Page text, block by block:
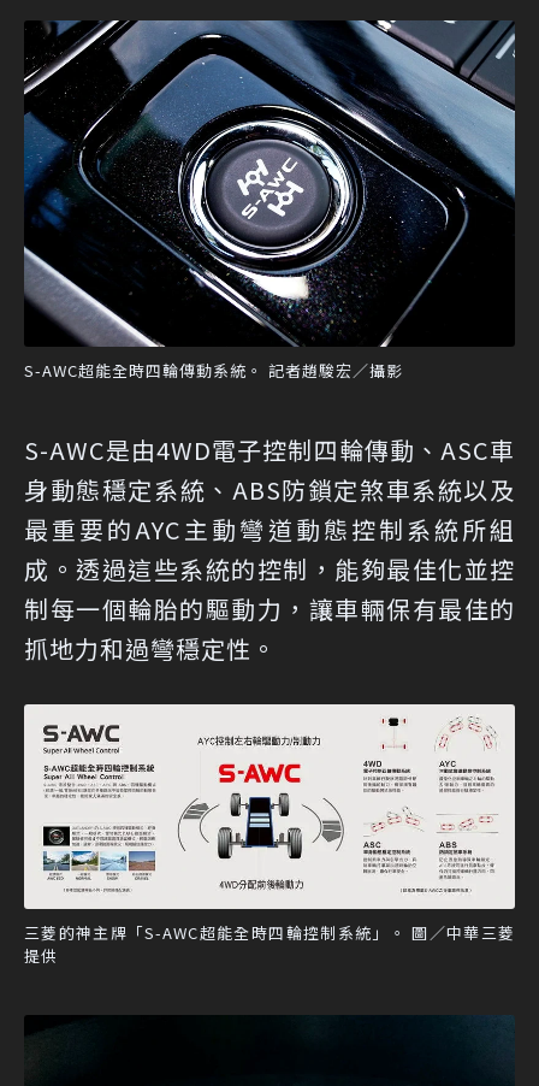
S-AWC超能全時四輪傳動系統。 記者趙駿宏／攝影
S-AWC是由4WD電子控制四輪傳動、ASC車
身動態穩定系統、ABS防鎖定煞車系統以及
最重要的AYC主動彎道動態控制系統所組
成。透過這些系統的控制，能夠最佳化並控
制每一個輪胎的驅動力，讓車輛保有最佳的
抓地力和過彎穩定性。
三菱的神主牌「S-AWC超能全時四輪控制系統」。 圖／中華三菱
提供